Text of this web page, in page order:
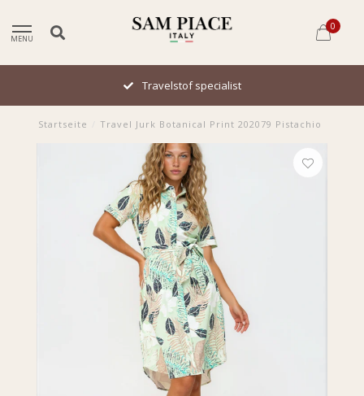
MENU
0
Travelstof specialist
Startseite Travel Jurk Botanical Print 202079 Pistachio